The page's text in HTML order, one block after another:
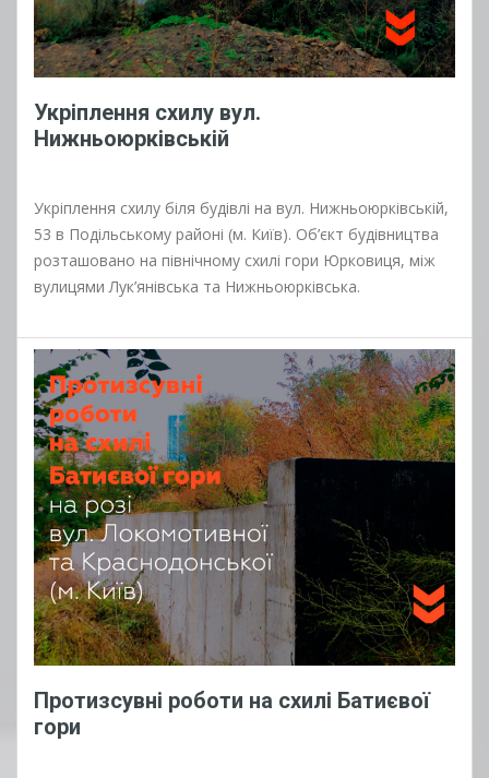
Укріплення схилу вул.
Нижньоюрківській
Укріплення схилу біля будівлі на вул. Нижньоюрківській,
53 в Подільському районі (м. Київ). Об’єкт будівництва
розташовано на північному схилі гори Юрковиця, між
вулицями Лук’янівська та Нижньоюрківська.
Протизсувні роботи на схилі Батиєвої
гори